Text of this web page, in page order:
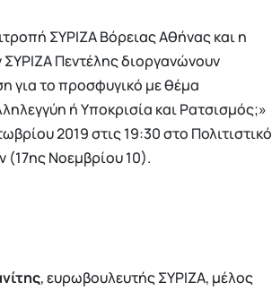
ΣΥΡΙΖΑ Βόρειας Αθήνας και η
Πεντέλης διοργανώνουν
για το προσφυγικό με θέμα
ή Υποκρισία και Ρατσισμός;»
2019 στις 19:30 στο Πολιτιστικό
(17ης Νοεμβρίου 10).
, ευρωβουλευτής ΣΥΡΙΖΑ, μέλος